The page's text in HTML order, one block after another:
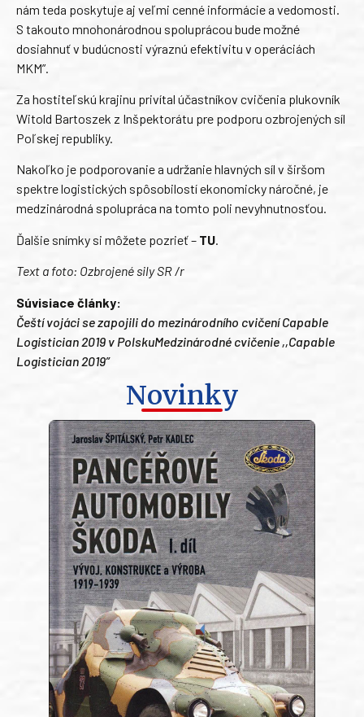
nám teda poskytuje aj veľmi cenné informácie a vedomosti.
S takouto mnohonárodnou spoluprácou bude možné
dosiahnuť v budúcnosti výraznú efektivitu v operáciách
MKM”.
Za hostiteľskú krajinu privítal účastníkov cvičenia plukovník
Witold Bartoszek z Inšpektorátu pre podporu ozbrojených síl
Poľskej republiky.
Nakoľko je podporovanie a udržanie hlavných síl v širšom
spektre logistických spôsobilostí ekonomicky náročné, je
medzinárodná spolupráca na tomto poli nevyhnutnosťou.
Ďalšie snímky si môžete pozrieť – TU
Text a foto: Ozbrojené sily SR /r
Súvisiace články:
Čeští vojáci se zapojili do mezinárodního cvičení Capable
Logistician 2019 v PolskuMedzinárodné cvičenie ,,Capable
Logistician 2019”
Novinky